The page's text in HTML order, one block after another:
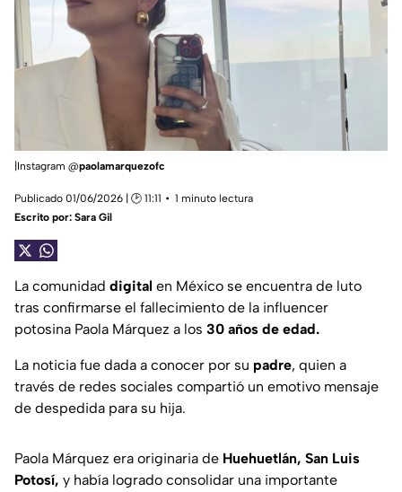
|Instagram @paolamarquezofc
Publicado 01/06/2026 | 🕑 11:11
1 minuto lectura
Escrito por: Sara Gil
La comunidad digital en México se encuentra de luto
tras confirmarse el fallecimiento de la influencer
potosina Paola Márquez a los 30 años de edad.
La noticia fue dada a conocer por su padre, quien a
través de redes sociales compartió un emotivo mensaje
de despedida para su hija.
Paola Márquez era originaria de Huehuetlán, San Luis
Potosí, y había logrado consolidar una importante